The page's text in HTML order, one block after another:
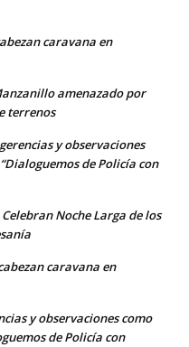
caravana en
amenazado por
terrenos
y observaciones
de Policía con
Celebran Noche Larga de los
caravana en
y observaciones como
de Policía con